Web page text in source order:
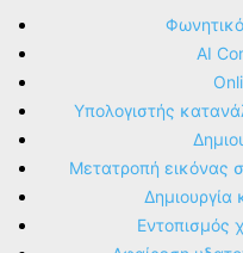
AI
Υπολογιστής
Μετατροπή εικόνας
Εντοπισμός